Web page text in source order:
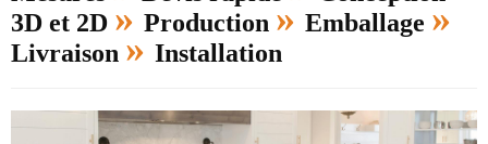
3D et 2D » Production » Emballage »
Livraison » Installation